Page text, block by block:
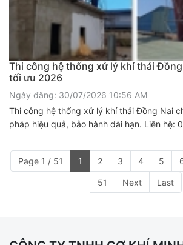
Thi công hệ thống xử lý khí thải
tối ưu 2026
Ngày đăng: 30/07/2026 10:56 AM
Thi công hệ thống xử lý khí thải Đồng Nai
pháp hiệu quả, bảo hành dài hạn. Liên hệ:
Page 1 / 51 1 2 3 4 5
51 Next Last